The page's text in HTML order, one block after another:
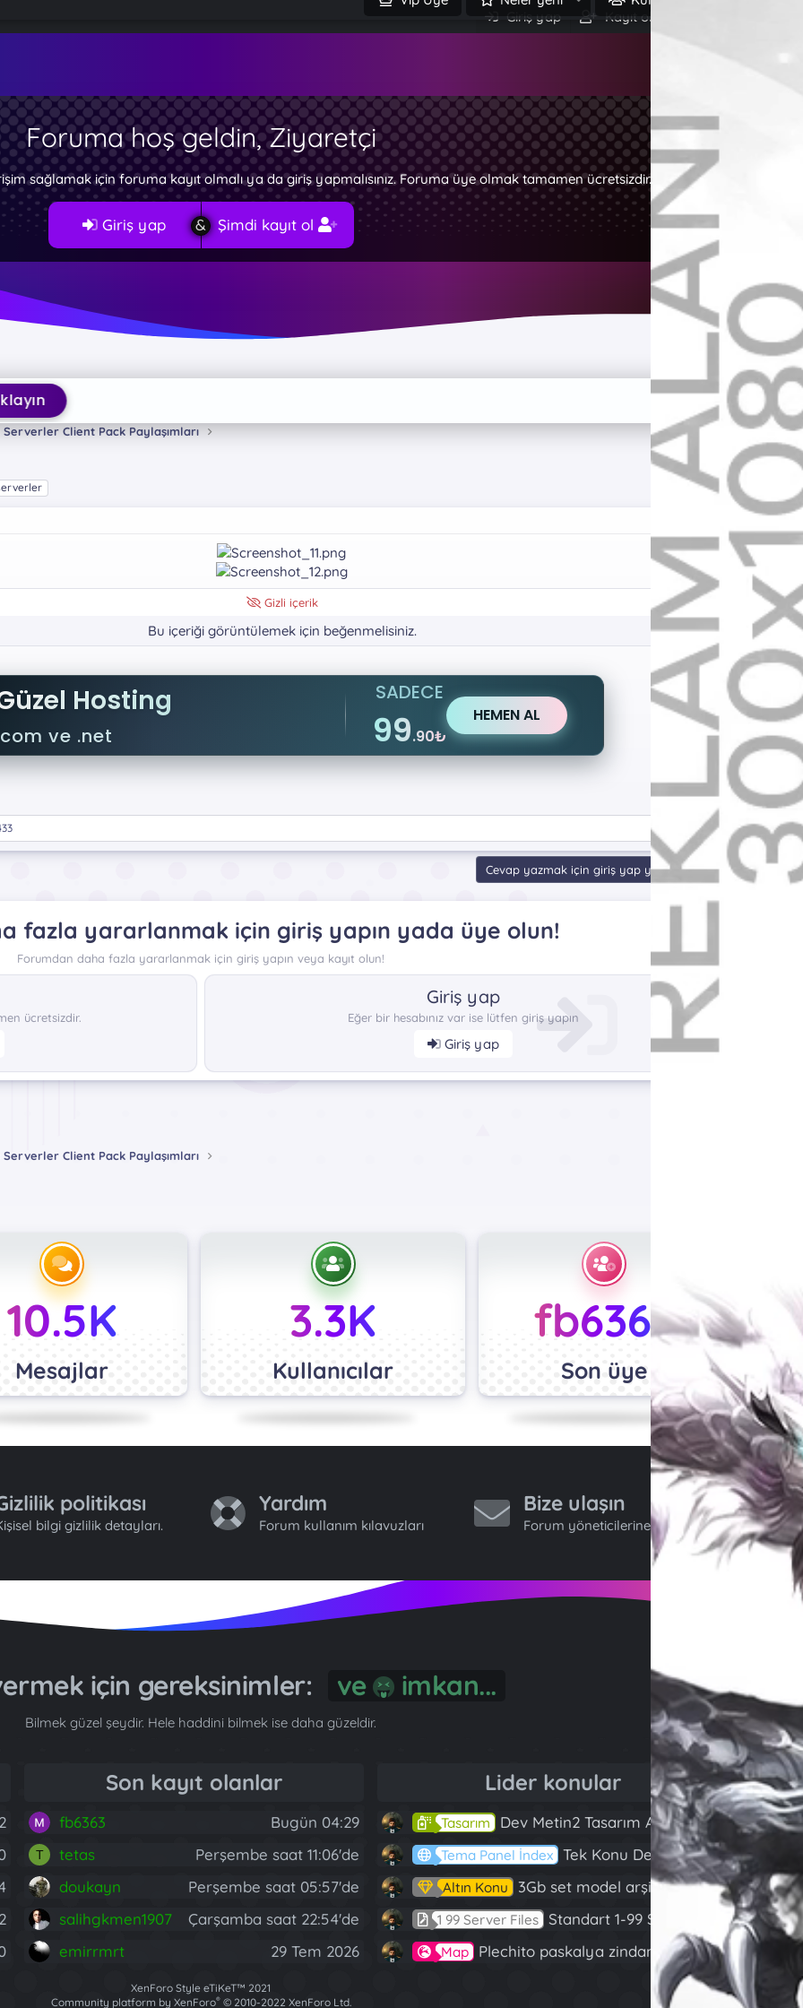
Giriş yap Kayıt ol
Foruma hoş geldin, Ziyaretçi
sağlamak için foruma kayıt olmalı ya da giriş yapmalısınız. Foruma üye olmak tamamen ücretsizdir.
Giriş yap Şimdi kayıt ol
Serverler Client Pack Paylaşımları
Gizli içerik
Bu içeriği görüntülemek için beğenmelisiniz.
Hosting
ve .net
SADECE
99.90₺
HEMEN AL
Cevap yazmak için giriş yap yada kayıt ol.
fazla yararlanmak için giriş yapın yada üye olun!
Forumdan daha fazla yararlanmak için giriş yapın veya kayıt olun!
ücretsizdir.
Giriş yap
Eğer bir hesabınız var ise lütfen giriş yapın
Giriş yap
Serverler Client Pack Paylaşımları
10.5K
Mesajlar
3.3K
Kullanıcılar
fb6363
Son üye
politikası
bilgi gizlilik detayları.
Yardım
Forum kullanım kılavuzları
Bize ulaşın
Forum yöneticilerine ulaş.
vermek için gereksinimler: Gönül...
Bilmek güzel şeydir. Hele haddini bilmek ise daha güzeldir.
Son kayıt olanlar
fb6363 Bugün 04:29
T tetas
Perşembe saat 11:06'de
doukayn
Perşembe saat 05:57'de
salihgkmen1907
Çarşamba saat 22:54'de
emirrmrt
29 Tem 2026
Lider konular
Tasarım Dev Metin2 Tasarım Arşivi Güle Güle Kullanın 143
Tema Panel İndex Tek Konu Dev Paylaşım 10 Adet Server Tanıtım İndex 97
Altın Konu 3Gb set model arşivi 82
1 99 Server Files Standart 1-99 Server Files
Map Plechito paskalya zindanı 2023 (Spring Sanctuary dungeon) 57
XenForo Style eTiKeT™ 2021
Community platform by XenForo® © 2010-2022 XenForo Ltd.